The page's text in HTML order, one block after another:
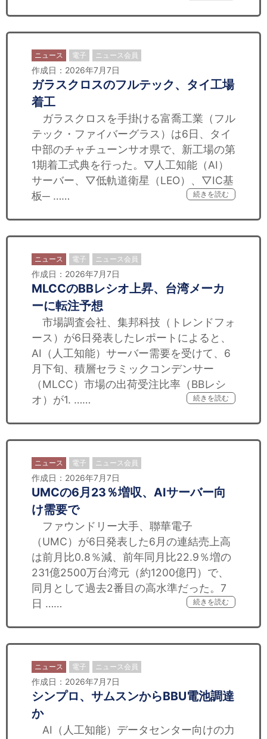
ニュース 電子 ニュース会員
作成日：2026年7月7日
ガラスクロスのフルテック、タイ工場
着工
ガラスクロスを手掛ける富喬工業（フル
テック・ファイバーグラス）は6日、タイ
中部のチャチューンサオ県で、新工場の第
1期着工式典を行った。▽人工知能（AI）
サーバー、▽低軌道衛星（LEO）、▽IC基
板─ ……
続きを読む
ニュース 電子 ニュース会員
作成日：2026年7月7日
MLCCのBBレシオ上昇、台湾メーカ
ーに転注予想
市場調査会社、集邦科技（トレンドフォ
ース）が6日発表したレポートによると、
AI（人工知能）サーバー需要を受けて、6
月下旬、積層セラミックコンデンサー
（MLCC）市場の出荷受注比率（BBレシ
オ）が1. ……
続きを読む
ニュース 電子 ニュース会員
作成日：2026年7月7日
UMCの6月23％増収、AIサーバー向
け需要で
ファウンドリー大手、聯華電子
（UMC）が6日発表した6月の連結売上高
は前月比0.8％減、前年同月比22.9％増の
231億2500万台湾元（約1200億円）で、
同月として過去2番目の高水準だった。7
日 ……
続きを読む
ニュース 電子 ニュース会員
作成日：2026年7月7日
シンプロ、サムスンからBBU電池調達
か
AI（人工知能）データセンター向けの力